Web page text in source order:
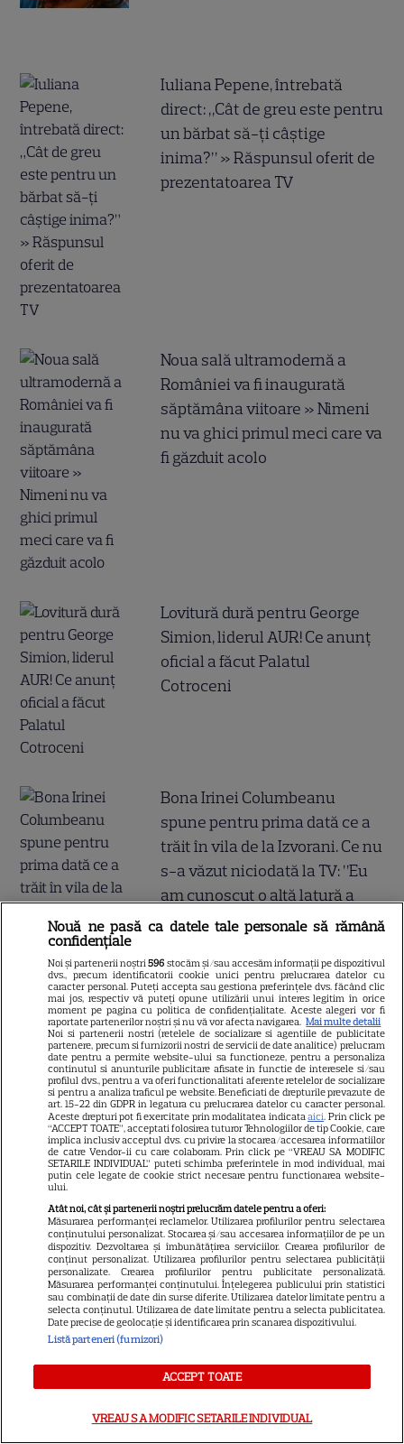
Iuliana Pepene, întrebată
direct: „Cât de greu este pentru
un bărbat să-ți câștige
inima?” » Răspunsul oferit de
prezentatoarea TV
Noua sală ultramodernă a
României va fi inaugurată
săptămâna viitoare » Nimeni
nu va ghici primul meci care va
fi găzduit acolo
Lovitură dură pentru George
Simion, liderul AUR! Ce anunț
oficial a făcut Palatul
Cotroceni
Bona Irinei Columbeanu
spune pentru prima dată ce a
trăit în vila de la Izvorani. Ce nu
s-a văzut niciodată la TV: ”Eu
am cunoscut o altă latură a
relației lor. În casă era o
SERIALE
Nouă ne pasă ca datele tale personale să rămână
confidențiale
Noi și partenerii noștri596 stocăm și/sau accesăm informații pe dispozitivul
dvs., precum identificatorii cookie unici pentru prelucrarea datelor cu
caracter personal. Puteți accepta sau gestiona preferințele dvs. făcând clic
mai jos, respectiv vă puteți opune utilizării unui interes legitim în orice
moment pe pagina cu politica de confidențialitate. Aceste alegeri vor fi
raportate partenerilor noștri și nu vă vor afecta navigarea. Mai multe detalii
Noi si partenerii nostri (retelele de socializare si agentiile de publicitate
partenere, precum si furnizorii nostri de servicii de date analitice) prelucram
date pentru a permite website-ului sa functioneze, pentru a personaliza
continutul si anunturile publicitare afisate in functie de interesele si/sau
profilul dvs., pentru a va oferi functionalitati aferente retelelor de socializare
si pentru a analiza traficul pe website. Beneficiati de drepturile prevazute de
art. 15-22 din GDPR in legatura cu prelucrarea datelor cu caracter personal.
Aceste drepturi pot fi exercitate prin modalitatea indicataaici. Prin click pe
“ACCEPT TOATE”, acceptati folosirea tuturor Tehnologiilor de tip Cookie, care
implica inclusiv acceptul dvs. cu privire la stocarea/accesarea informatiilor
de catre Vendor-ii cu care colaboram. Prin click pe “VREAU SA MODIFIC
SETARILE INDIVIDUAL” puteti schimba preferintele in mod individual, mai
putin cele legate de cookie strict necesare pentru functionarea website-
ului.
Atât noi, cât și partenerii noștri prelucrăm datele pentru a oferi:
Măsurarea performanței reclamelor. Utilizarea profilurilor pentru selectarea
conținutului personalizat. Stocarea și/sau accesarea informațiilor de pe un
dispozitiv. Dezvoltarea și îmbunătățirea serviciilor. Crearea profilurilor de
conținut personalizat. Utilizarea profilurilor pentru selectarea publicității
personalizate. Crearea profilurilor pentru publicitate personalizată.
Măsurarea performanței conținutului. Înțelegerea publicului prin statistici
sau combinații de date din surse diferite. Utilizarea datelor limitate pentru a
selecta conținutul. Utilizarea de date limitate pentru a selecta publicitatea.
Date precise de geolocație și identificarea prin scanarea dispozitivului.
Listă parteneri (furnizori)
ACCEPT TOATE
VREAU SA MODIFIC SETARILE INDIVIDUAL